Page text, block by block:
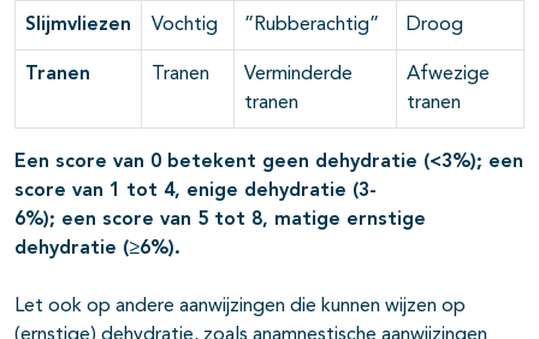
Slijmvliezen Vochtig ”Rubberachtig” Droog
Tranen Tranen
Verminderde
tranen
Afwezige
tranen
Een score van 0 betekent geen dehydratie (<3%); een
score van 1 tot 4, enige dehydratie (3-
6%); een score van 5 tot 8, matige ernstige
dehydratie (≥6%).
Let ook op andere aanwijzingen die kunnen wijzen op